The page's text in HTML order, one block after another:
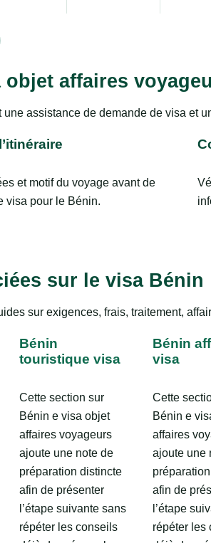
objet affaires
une assistance de demande de visa et
et motif du voyage avant de
visa pour le Bénin.
sur le visa Bénin
sur exigences, frais, traitement,
Bénin
touristique visa
Cette section sur
Bénin e visa objet
affaires voyageurs
ajoute une note de
préparation distincte
afin de présenter
l’étape suivante sans
répéter les conseils
Bénin
visa
Cette
Bénin e
affaires
ajoute une
afin de
l’étape
répéter les